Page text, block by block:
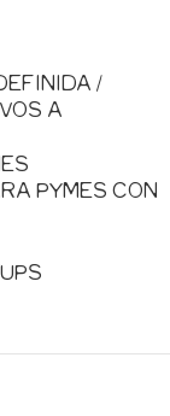
/
A
PYMES CON